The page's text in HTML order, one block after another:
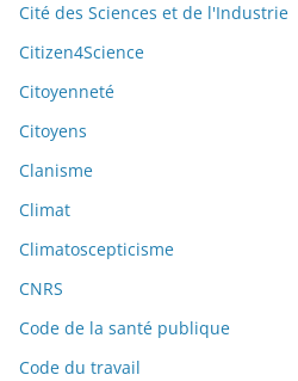
Cité des Sciences et de l'Industrie
Citizen4Science
Citoyenneté
Citoyens
Clanisme
Climat
Climatoscepticisme
CNRS
Code de la santé publique
Code du travail